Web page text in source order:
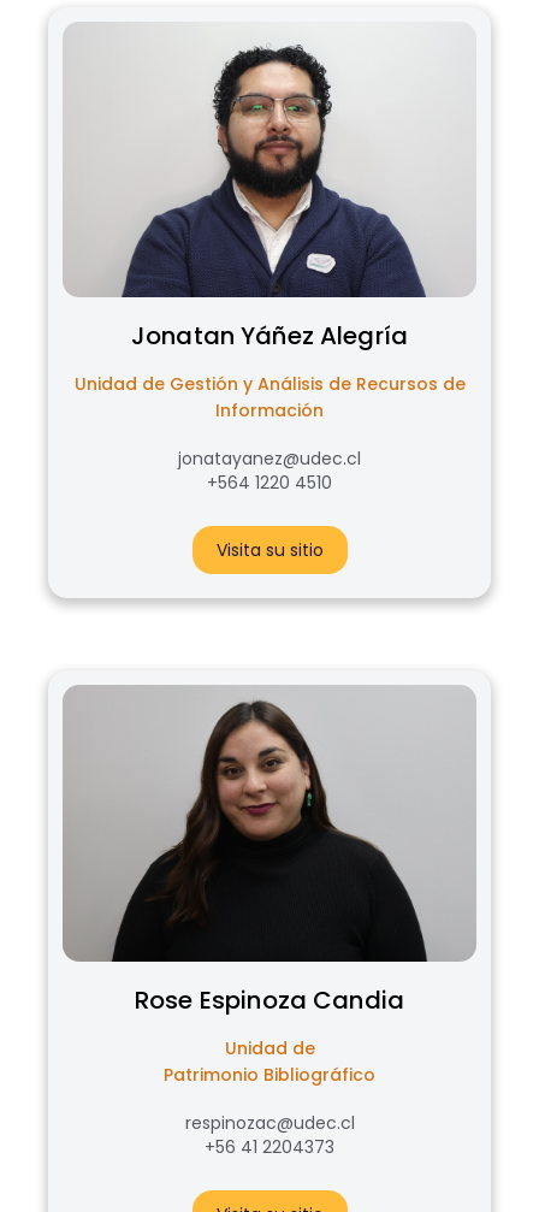
Jonatan Yáñez Alegría
Unidad de Gestión y Análisis de Recursos de
Información
jonatayanez@udec.cl
+564 1220 4510
Visita su sitio
Rose Espinoza Candia
Unidad de
Patrimonio Bibliográfico
respinozac@udec.cl
+56 41 2204373